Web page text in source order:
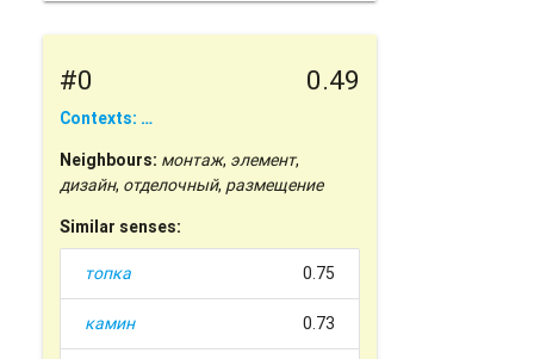
#0 0.49
Contexts: …
Neighbours: монтаж, элемент,
дизайн, отделочный, размещение
Similar senses:
топка 0.75
камин 0.73